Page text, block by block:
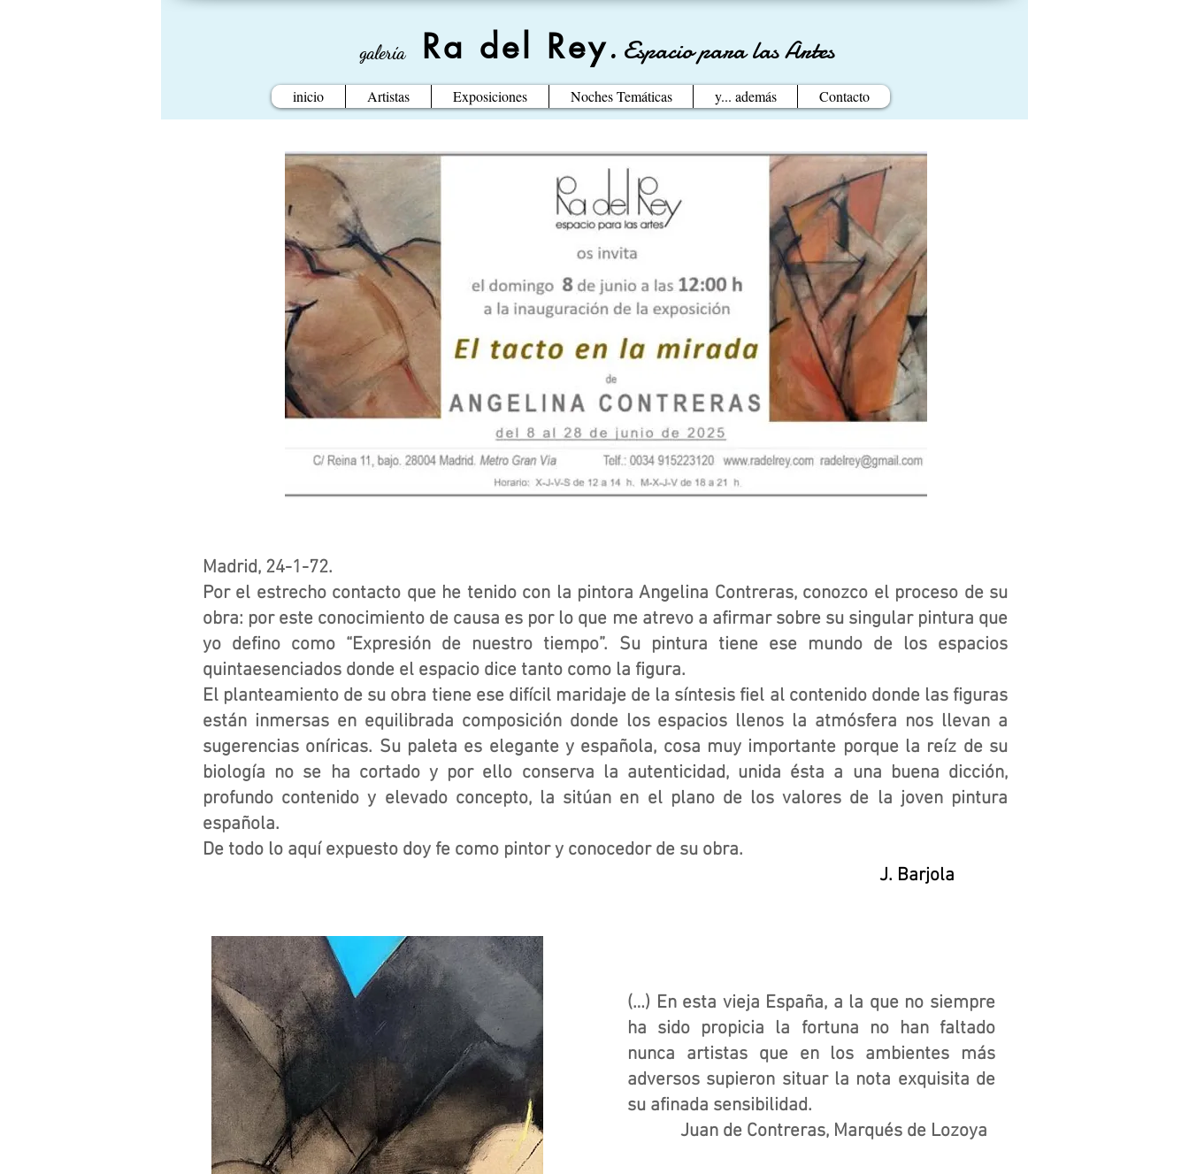
galería Ra del Rey. Espacio para las Artes
inicio Artistas Exposiciones Noches Temáticas y... además Contacto
Madrid, 24-1-72.
Por el estrecho contacto que he tenido con la pintora Angelina Contreras, conozco el proceso de su
obra: por este conocimiento de causa es por lo que me atrevo a afirmar sobre su singular pintura que
yo defino como “Expresión de nuestro tiempo”. Su pintura tiene ese mundo de los espacios
quintaesenciados donde el espacio dice tanto como la figura.
El planteamiento de su obra tiene ese difícil maridaje de la síntesis fiel al contenido donde las figuras
están inmersas en equilibrada composición donde los espacios llenos la atmósfera nos llevan a
sugerencias oníricas. Su paleta es elegante y española, cosa muy importante porque la reíz de su
biología no se ha cortado y por ello conserva la autenticidad, unida ésta a una buena dicción,
profundo contenido y elevado concepto, la sitúan en el plano de los valores de la joven pintura
española.
De todo lo aquí expuesto doy fe como pintor y conocedor de su obra.
J. Barjola
(…) En esta vieja España, a la que no siempre
ha sido propicia la fortuna no han faltado
nunca artistas que en los ambientes más
adversos supieron situar la nota exquisita de
su afinada sensibilidad.
Juan de Contreras, Marqués de Lozoya